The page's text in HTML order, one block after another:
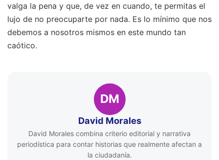
valga la pena y que, de vez en cuando, te permitas el
lujo de no preocuparte por nada. Es lo mínimo que nos
debemos a nosotros mismos en este mundo tan
caótico.
DM
David Morales
David Morales combina criterio editorial y narrativa
periodística para contar historias que realmente afectan a
la ciudadanía.